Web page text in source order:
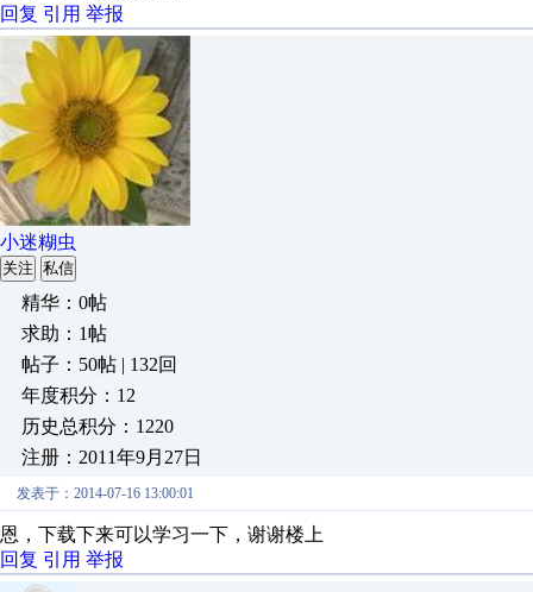
回复 引用 举报
小迷糊虫
关注 私信
精华：0帖
求助：1帖
帖子：50帖 | 132回
年度积分：12
历史总积分：1220
注册：2011年9月27日
发表于：2014-07-16 13:00:01
恩，下载下来可以学习一下，谢谢楼上
回复 引用 举报